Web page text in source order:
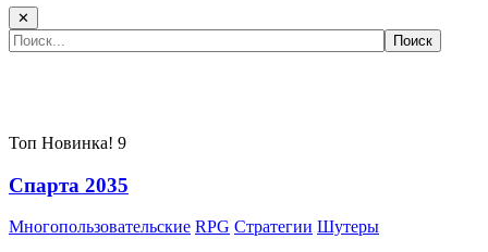
✕
Топ Новинка! 9
Спарта 2035
Многопользовательские RPG Стратегии Шутеры